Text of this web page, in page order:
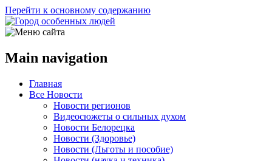
Перейти к основному содержанию
Main navigation
Главная
Все Новости
Новости регионов
Видеосюжеты о сильных духом
Новости Белорецка
Новости (Здоровье)
Новости (Льготы и пособие)